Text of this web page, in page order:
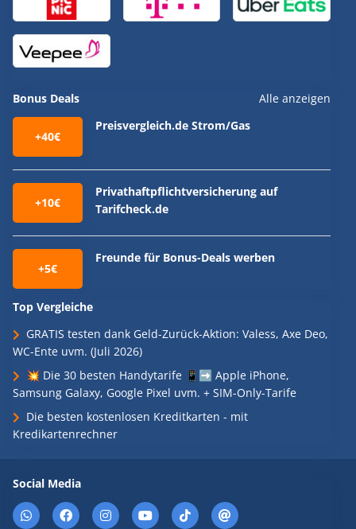
Bonus Deals Alle anzeigen
+40€
Preisvergleich.de Strom/Gas
+10€
Privathaftpflichtversicherung auf
Tarifcheck.de
+5€
Freunde für Bonus-Deals werben
Top Vergleiche
GRATIS testen dank Geld-Zurück-Aktion: Valess, Axe Deo,
WC-Ente uvm. (Juli 2026)
💥 Die 30 besten Handytarife 📱➡️ Apple iPhone,
Samsung Galaxy, Google Pixel uvm. + SIM-Only-Tarife
Die besten kostenlosen Kreditkarten - mit
Kredikartenrechner
Social Media